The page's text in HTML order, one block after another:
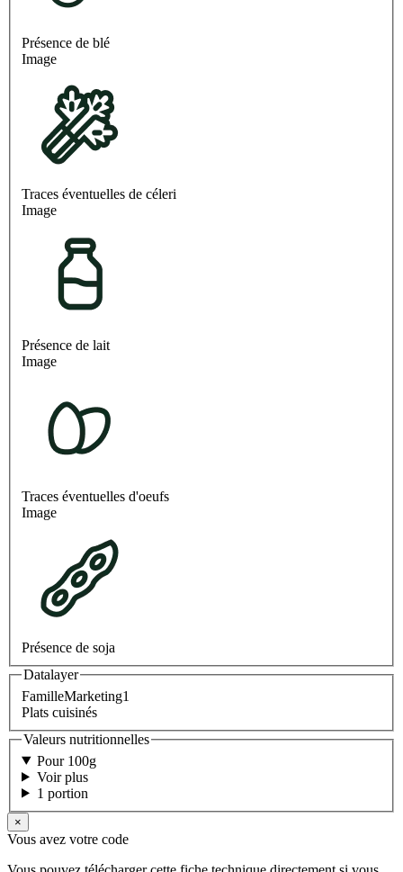
Présence de blé
Image
Traces éventuelles de céleri
Image
Présence de lait
Image
Traces éventuelles d'oeufs
Image
Présence de soja
Datalayer
FamilleMarketing1
Plats cuisinés
Valeurs nutritionnelles
Pour 100g
Voir plus
1 portion
×
Vous avez votre code